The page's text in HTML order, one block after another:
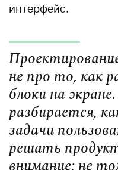
интерфейс.
не про то, как
блоки на
разбирается,
задачи
решать